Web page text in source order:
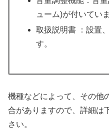
ューム)が付いてい
取扱説明書 ：設置
す。
機種などによって、その他
合がありますので、詳細は
さい。